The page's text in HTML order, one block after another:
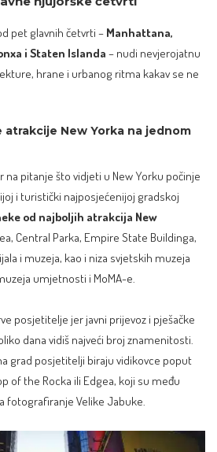
pet glavnih četvrti – Manhattana,
i Staten Islanda – nudi nevjerojatnu
hrane i urbanog ritma kakav se ne
atrakcije New Yorka na jednom
na pitanje što vidjeti u New Yorku počinje
i turistički najposjećenijoj gradskoj
od najboljih atrakcija New
Central Parka, Empire State Buildinga,
i muzeja, kao i niza svjetskih muzeja
umjetnosti i MoMA-e.​
posjetitelje jer javni prijevoz i pješačke
dana vidiš najveći broj znamenitosti.
grad posjetitelji biraju vidikovce poput
of the Rocka ili Edgea, koji su među
fotografiranje Velike Jabuke.​